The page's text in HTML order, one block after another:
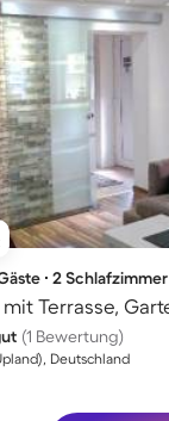
∙ 2 Schlafzimmer
(1 Bewertung)
Deutschland